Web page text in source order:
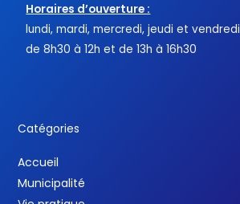
Horaires d’ouverture :
lundi, mardi, mercredi, jeudi et vendredi
de 8h30 à 12h et de 13h à 16h30
Catégories
Accueil
Municipalité